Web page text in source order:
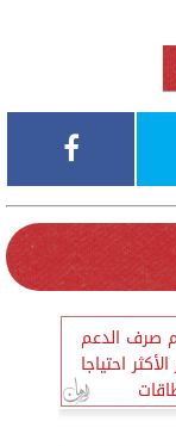
صرف الدعم
احتياجا